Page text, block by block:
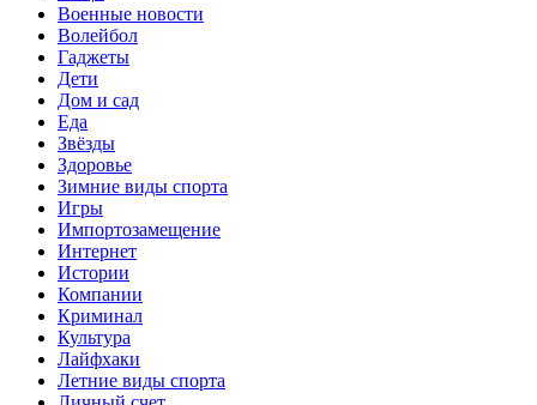
Военные новости
Волейбол
Гаджеты
Дети
Дом и сад
Еда
Звёзды
Здоровье
Зимние виды спорта
Игры
Импортозамещение
Интернет
Истории
Компании
Криминал
Культура
Лайфхаки
Летние виды спорта